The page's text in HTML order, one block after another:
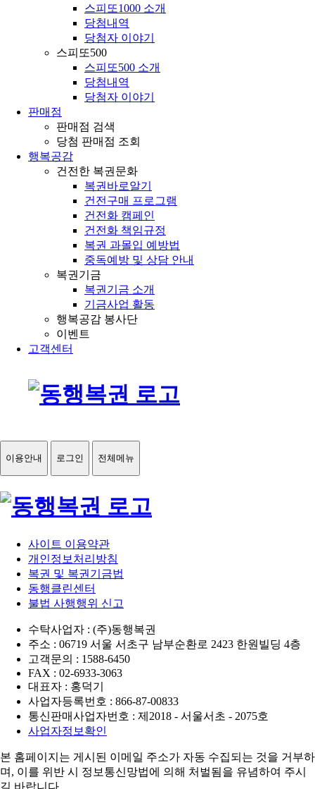
스피또1000 소개
당첨내역
당첨자 이야기
스피또500
스피또500 소개
당첨내역
당첨자 이야기
판매점
판매점 검색
당첨 판매점 조회
행복공감
건전한 복권문화
복권바로알기
건전구매 프로그램
건전화 캠페인
건전화 책임규정
복권 과몰입 예방법
중독예방 및 상담 안내
복권기금
복권기금 소개
기금사업 활동
행복공감 봉사단
이벤트
고객센터
이용안내 로그인 전체메뉴
사이트 이용약관
개인정보처리방침
복권 및 복권기금법
동행클린센터
불법 사행행위 신고
수탁사업자 : (주)동행복권
주소 : 06719 서울 서초구 남부순환로 2423 한원빌딩 4층
고객문의 : 1588-6450
FAX : 02-6933-3063
대표자 : 홍덕기
사업자등록번호 : 866-87-00833
통신판매사업자번호 : 제2018 - 서울서초 - 2075호
사업자정보확인
본 홈페이지는 게시된 이메일 주소가 자동 수집되는 것을 거부하
며, 이를 위반 시 정보통신망법에 의해 처벌됨을 유념하여 주시